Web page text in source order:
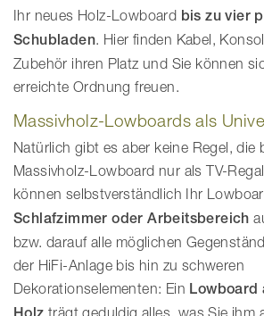
Ihr neues Holz-Lowboard bis zu vier
Schubladen. Hier finden Kabel,
Zubehör ihren Platz und Sie können
erreichte Ordnung freuen.
Massivholz-Lowboards als
Natürlich gibt es aber keine Regel, die
Massivholz-Lowboard nur als TV-
können selbstverständlich Ihr
Schlafzimmer oder Arbeitsbereich
bzw. darauf alle möglichen
der HiFi-Anlage bis hin zu schweren
Dekorationselementen: Ein Lowboard
trägt geduldig alles, was Sie ihm